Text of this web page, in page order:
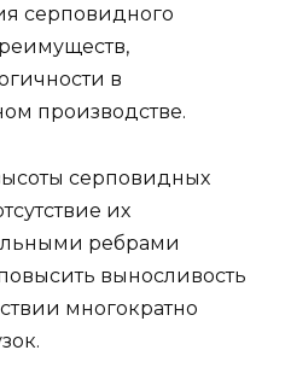
серповидного
в
производстве.
серповидных
их
ребрами
выносливость
многократно